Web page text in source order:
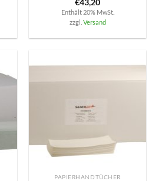
€43,20
Enthält 20% MwSt.
zzgl. Versand
PAPIERHANDTÜCHER